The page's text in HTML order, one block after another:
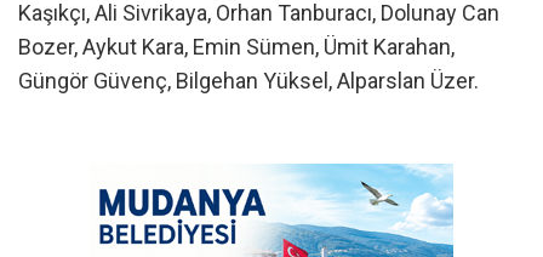
Kaşıkçı, Ali Sivrikaya, Orhan Tanburacı, Dolunay Can
Bozer, Aykut Kara, Emin Sümen, Ümit Karahan,
Güngör Güvenç, Bilgehan Yüksel, Alparslan Üzer.